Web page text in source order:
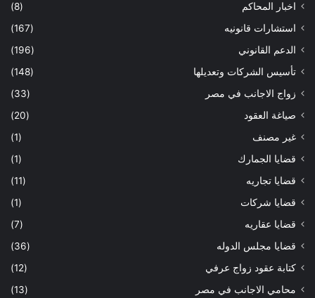
اخبار المحاكم
(8)
استشارات قانونيه
(167)
الدعم القانوني
(196)
تأسيس الشركات وتعديلها
(148)
زواج الاجانب في مصر
(33)
صياغة العقود
(20)
غير مصنف
(1)
قضايا الجمارك
(1)
قضايا تجاريه
(11)
قضايا شركات
(1)
قضايا عقاريه
(7)
قضايا مجلس الدوله
(36)
كتابة عقود زواج عرفي
(12)
محامي الاجانب في مصر
(13)